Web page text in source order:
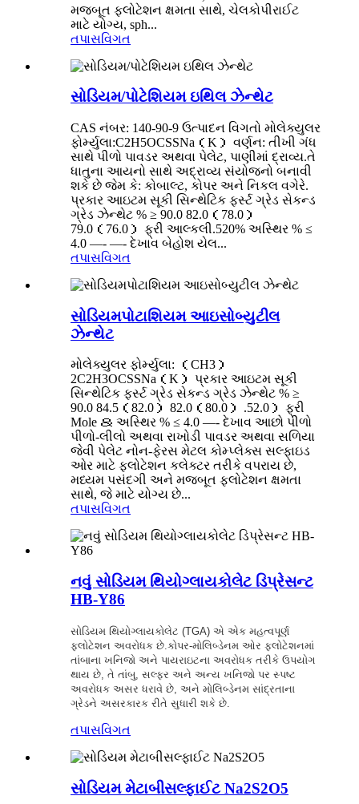
મજબૂત ફ્લોટેશન ક્ષમતા સાથે, ચેલકોપીરાઈટ
માટે યોગ્ય, sph...
તપાસવિગત
સોડિયમ/પોટેશિયમ ઇથિલ ઝેન્થેટ
CAS નંબર: 140-90-9 ઉત્પાદન વિગતો મોલેક્યુલર
ફોર્મ્યુલા:C2H5OCSSNa（K） વર્ણન: તીખી ગંધ
સાથે પીળો પાવડર અથવા પેલેટ, પાણીમાં દ્રાવ્ય.તે
ધાતુના આયનો સાથે અદ્રાવ્ય સંયોજનો બનાવી
શકે છે જેમ કે: કોબાલ્ટ, કોપર અને નિકલ વગેરે.
પ્રકાર આઇટમ સૂકી સિન્થેટિક ફર્સ્ટ ગ્રેડ સેકન્ડ
ગ્રેડ ઝેન્થેટ % ≥ 90.0 82.0（78.0）
79.0（76.0） ફ્રી આલ્કલી.520% અસ્થિર % ≤
4.0 —- —- દેખાવ બેહોશ યેલ...
તપાસવિગત
સોડિયમપોટાશિયમ આઇસોબ્યુટીલ
ઝેન્થેટ
મોલેક્યુલર ફોર્મ્યુલા: （CH3）
2C2H3OCSSNa（K） પ્રકાર આઇટમ સૂકી
સિન્થેટિક ફર્સ્ટ ગ્રેડ સેકન્ડ ગ્રેડ ઝેન્થેટ % ≥
90.0 84.5（82.0） 82.0（80.0） .52.0） ફ્રી
Mole ＆ અસ્થિર % ≤ 4.0 —- દેખાવ આછો પીળો
પીળો-લીલો અથવા રાખોડી પાવડર અથવા સળિયા
જેવી પેલેટ નોન-ફેરસ મેટલ કોમ્પ્લેક્સ સલ્ફાઇડ
ઓર માટે ફ્લોટેશન કલેક્ટર તરીકે વપરાય છે,
મધ્યમ પસંદગી અને મજબૂત ફ્લોટેશન ક્ષમતા
સાથે, જે માટે યોગ્ય છે...
તપાસવિગત
નવું સોડિયમ થિયોગ્લાયકોલેટ ડિપ્રેસન્ટ
HB-Y86
સોડિયમ થિયોગ્લાયકોલેટ (TGA) એ એક મહત્વપૂર્ણ
ફ્લોટેશન અવરોધક છે.કોપર-મોલિબ્ડેનમ ઓર ફ્લોટેશનમાં
તાંબાના ખનિજો અને પાયરાઇટના અવરોધક તરીકે ઉપયોગ
થાય છે, તે તાંબુ, સલ્ફર અને અન્ય ખનિજો પર સ્પષ્ટ
અવરોધક અસર ધરાવે છે, અને મોલિબ્ડેનમ સાંદ્રતાના
ગ્રેડને અસરકારક રીતે સુધારી શકે છે.
તપાસવિગત
સોડિયમ મેટાબીસલ્ફાઈટ Na2S2O5